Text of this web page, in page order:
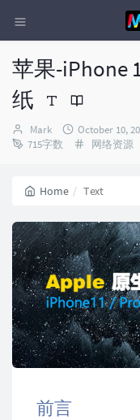
苹果-iPhone
纸
Author：
Mark
发
布
October 10,
715字数
Categories：
网络资源
Home Text
前言